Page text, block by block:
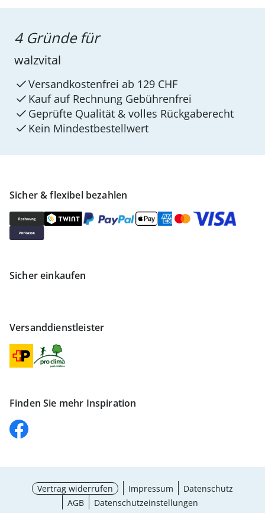
Sicher & flexibel bezahlen
Sicher einkaufen
Versanddienstleister
Finden Sie mehr Inspiration
4 Gründe für
walzvital
Versandkostenfrei ab 129 CHF
Kauf auf Rechnung Gebührenfrei
Geprüfte Qualität & volles Rückgaberecht
Kein Mindest­bestellwert
Vertrag widerrufen Impressum
Datenschutz
AGB
Datenschutzeinstellungen